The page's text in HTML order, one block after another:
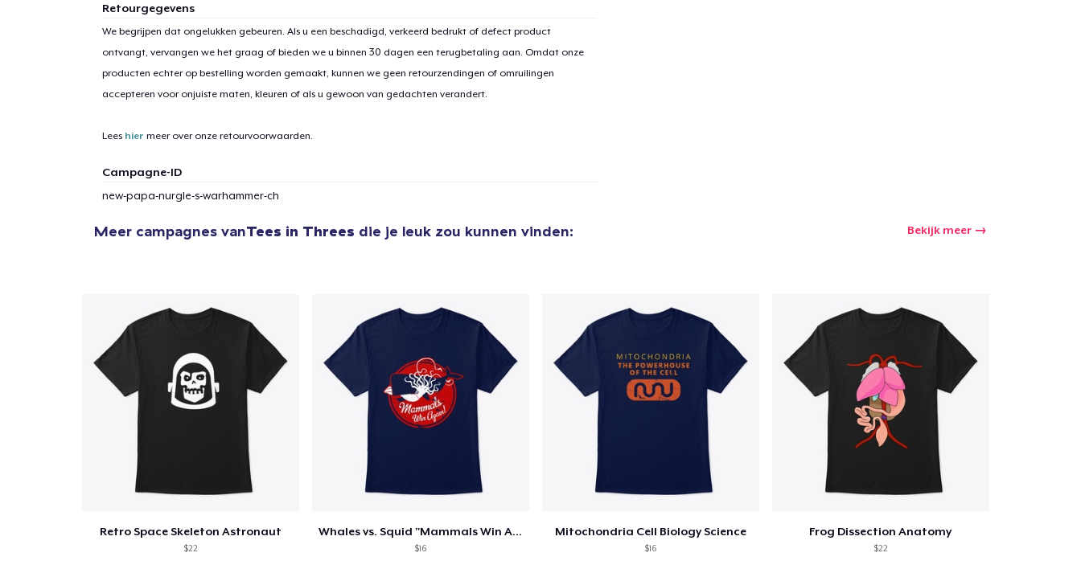
Retourgegevens
We begrijpen dat ongelukken gebeuren. Als u een beschadigd, verkeerd bedrukt of defect product
ontvangt, vervangen we het graag of bieden we u binnen 30 dagen een terugbetaling aan. Omdat onze
producten echter op bestelling worden gemaakt, kunnen we geen retourzendingen of omruilingen
accepteren voor onjuiste maten, kleuren of als u gewoon van gedachten verandert.
Lees hier meer over onze retourvoorwaarden.
Campagne-ID
new-papa-nurgle-s-warhammer-ch
Meer campagnes vanTees in Threes die je leuk zou kunnen vinden: Bekijk meer
Retro Space Skeleton Astronaut
$22
Whales vs. Squid "Mammals Win Again!"
$16
Mitochondria Cell Biology Science
$16
Frog Dissection Anatomy
$22
Classic Crew Neck T-Shirt
Unisex Classic Pullover Hoodie
US$ 38,99
Mug
US$ 14,99
US$ 33,99